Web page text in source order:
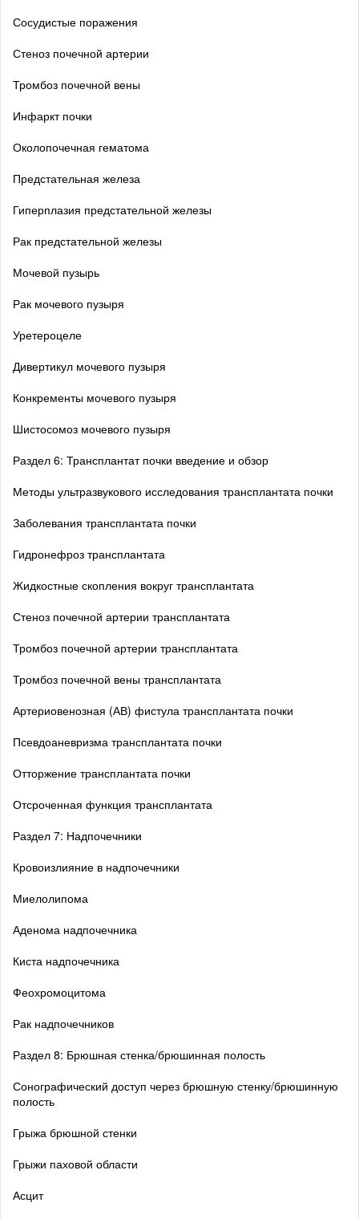
Сосудистые поражения
Стеноз почечной артерии
Тромбоз почечной вены
Инфаркт почки
Околопочечная гематома
Предстательная железа
Гиперплазия предстательной железы
Рак предстательной железы
Мочевой пузырь
Рак мочевого пузыря
Уретероцеле
Дивертикул мочевого пузыря
Конкременты мочевого пузыря
Шистосомоз мочевого пузыря
Раздел 6: Трансплантат почки введение и обзор
Методы ультразвукового исследования трансплантата почки
Заболевания трансплантата почки
Гидронефроз трансплантата
Жидкостные скопления вокруг трансплантата
Стеноз почечной артерии трансплантата
Тромбоз почечной артерии трансплантата
Тромбоз почечной вены трансплантата
Артериовенозная (АВ) фистула трансплантата почки
Псевдоаневризма трансплантата почки
Отторжение трансплантата почки
Отсроченная функция трансплантата
Раздел 7: Надпочечники
Кровоизлияние в надпочечники
Миелолипома
Аденома надпочечника
Киста надпочечника
Феохромоцитома
Рак надпочечников
Раздел 8: Брюшная стенка/брюшинная полость
Сонографический доступ через брюшную стенку/брюшинную
полость
Грыжа брюшной стенки
Грыжи паховой области
Асцит